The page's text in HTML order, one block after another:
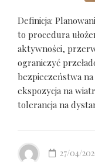
Definicja:
to procedura
aktywności,
ograniczyć
bezpieczeństwa
ekspozycja na
tolerancja na
27/04/